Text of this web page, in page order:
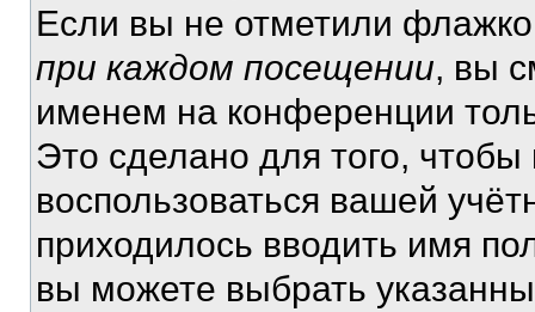
Если вы не отметили
при каждом посещении, вы
именем на конференции
Это сделано для того, чтобы
воспользоваться вашей
приходилось вводить имя
вы можете выбрать